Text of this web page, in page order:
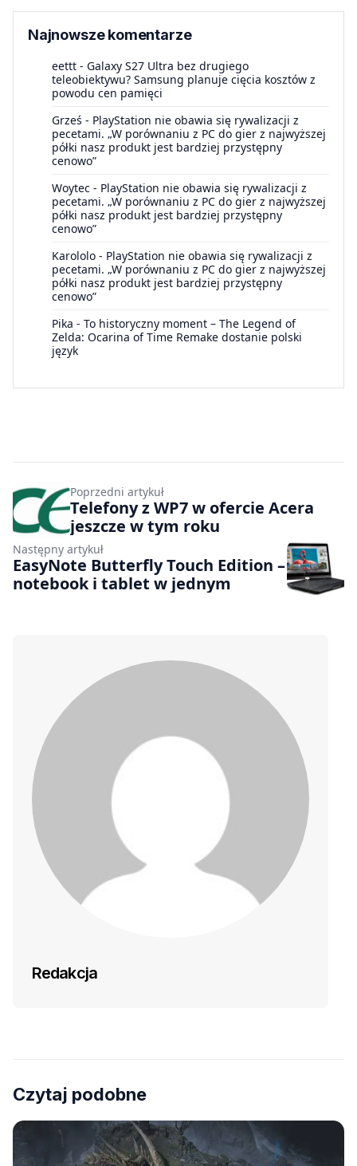
Najnowsze komentarze
eettt - Galaxy S27 Ultra bez drugiego
teleobiektywu? Samsung planuje cięcia kosztów z
powodu cen pamięci
Grześ - PlayStation nie obawia się rywalizacji z
pecetami. „W porównaniu z PC do gier z najwyższej
półki nasz produkt jest bardziej przystępny
cenowo”
Woytec - PlayStation nie obawia się rywalizacji z
pecetami. „W porównaniu z PC do gier z najwyższej
półki nasz produkt jest bardziej przystępny
cenowo”
Karololo - PlayStation nie obawia się rywalizacji z
pecetami. „W porównaniu z PC do gier z najwyższej
półki nasz produkt jest bardziej przystępny
cenowo”
Pika - To historyczny moment – The Legend of
Zelda: Ocarina of Time Remake dostanie polski
język
Poprzedni artykuł
Telefony z WP7 w ofercie Acera
jeszcze w tym roku
Następny artykuł
EasyNote Butterfly Touch Edition –
notebook i tablet w jednym
Redakcja
Czytaj podobne